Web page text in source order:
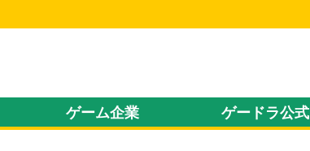
ゲーム企業 ゲードラ公式